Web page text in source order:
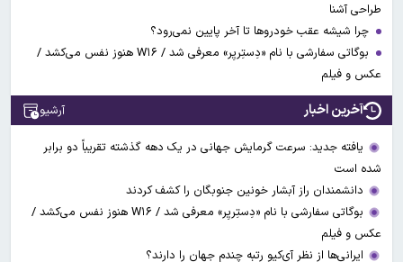
طراحی آشنا
چرا شیشه عقب خودروها تا آخر پایین نمی‌رود؟
بوگاتی سفارشی با نام «دِستِریِر» معرفی شد / W۱۶ هنوز نفس می‌کشد /
عکس و فیلم
آخرین اخبار آرشیو
یافته جدید: سرعت گرمایش جهانی در یک دهه گذشته تقریباً دو برابر
شده است
دانشمندان راز آبشار خونین جنوبگان را کشف کردند
بوگاتی سفارشی با نام «دِستِریِر» معرفی شد / W۱۶ هنوز نفس می‌کشد /
عکس و فیلم
ایرانی‌ها از نظر آی‌کیو رتبه چندم جهان را دارند؟